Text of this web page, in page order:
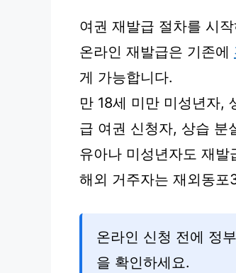
여권 재발급 절차를 시
온라인 재발급은 기존에
게 가능합니다.
만 18세 미만 미성년자,
급 여권 신청자, 상습 분
유아나 미성년자도 재
해외 거주자는 재외동
온라인 신청 전에 정
을 확인하세요.